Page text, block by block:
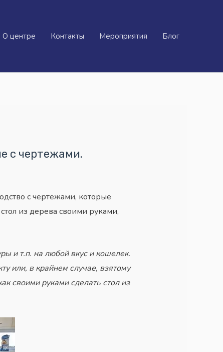
О центре Контакты Мероприятия Блог
с чертежами.
с чертежами, которые
из дерева своими руками,
и т.п. на любой вкус и кошелек.
или, в крайнем случае, взятому
своими руками сделать стол из